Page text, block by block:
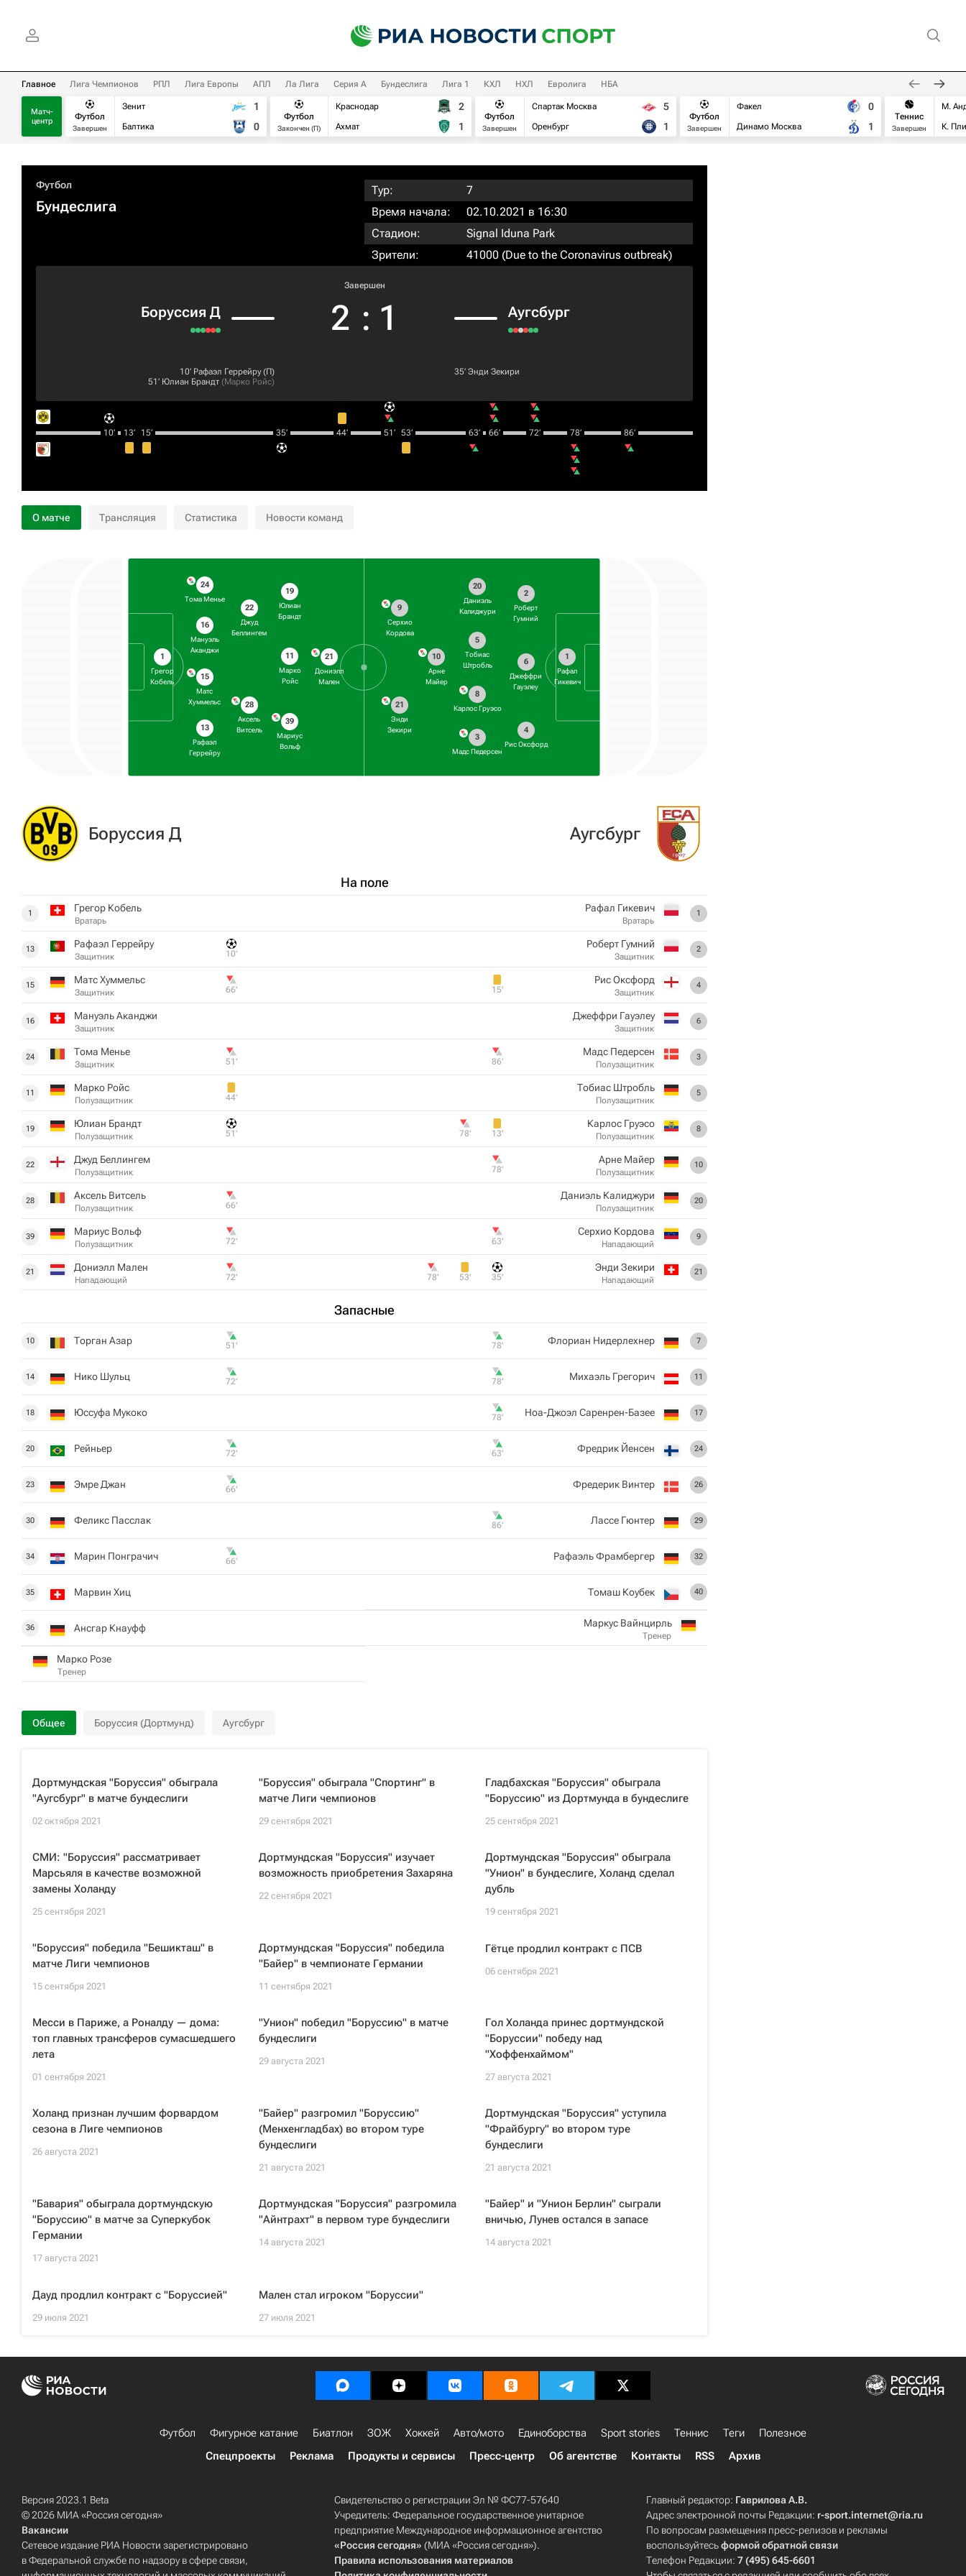
Главное Лига Чемпионов РПЛ Лига Европы АПЛ Ла Лига Серия А Бундеслига Лига 1 КХЛ НХЛ Евролига НБА
Матч-
центр
Футбол
Завершен
Зенит
Балтика
1
0
Футбол
Закончен (П)
Краснодар
Ахмат
2
1
Футбол
Завершен
Спартак Москва
Оренбург
5
1
Футбол
Завершен
Факел
Динамо Москва
0
1
Теннис
Завершен
М.
К.
Футбол
Бундеслига
Тур:
7
Время начала:
02.10.2021 в 16:30
Стадион:
Signal Iduna Park
Зрители:
41000 (Due to the Coronavirus outbreak)
Боруссия Д
Завершен
2 : 1 Аугсбург
10‎’‎ Рафаэл Геррейру(П)
51‎’‎ Юлиан Брандт (Марко Ройс)
35‎’‎ Энди Зекири
10‎’‎ 13‎’‎ 15‎’‎ 35‎’‎ 44‎’‎ 51‎’‎ 53‎’‎ 63‎’‎ 66‎’‎ 72‎’‎ 78‎’‎ 86‎’‎
О матче Трансляция Статистика Новости команд
1
Грегор
Кобель
24
Тома Менье
16
Мануэль
Аканджи
15
Матс
Хуммельс
13
Рафаэл
Геррейру
22
Джуд
Беллингем
28
Аксель
Витсель
19
Юлиан
Брандт
11
Марко
Ройс
39
Мариус
Вольф
21
Дониэлл
Мален
1
Рафал
Гикевич
2
Роберт
Гумний
6
Джеффри
Гауэлеу
4
Рис Оксфорд
20
Даниэль
Калиджури
5
Тобиас
Штробль
8
Карлос Груэсо
3
Мадс Педерсен
10
Арне
Майер
9
Серхио
Кордова
21
Энди
Зекири
Боруссия Д
На поле
1 Грегор Кобель
Вратарь
13 Рафаэл Геррейру
Защитник 10‎’‎
15 Матс Хуммельс
Защитник 66‎’‎
16 Мануэль Аканджи
Защитник
24 Тома Менье
Защитник 51‎’‎
11 Марко Ройс
Полузащитник 44‎’‎
19 Юлиан Брандт
Полузащитник 51‎’‎
22 Джуд Беллингем
Полузащитник
28 Аксель Витсель
Полузащитник 66‎’‎
39 Мариус Вольф
Полузащитник 72‎’‎
21 Дониэлл Мален
Нападающий 72‎’‎
Запасные
10 Торган Азар 51‎’‎
14 Нико Шульц 72‎’‎
18 Юссуфа Мукоко
20 Рейньер 72‎’‎
23 Эмре Джан 66‎’‎
30 Феликс Пасслак
34 Марин Понграчич 66‎’‎
35 Марвин Хиц
36 Ансгар Кнауфф
Марко Розе
Тренер
Аугсбург
1
Рафал Гикевич
Вратарь
2
Роберт Гумний
Защитник
4
Рис Оксфорд
Защитник
15‎’‎
6
Джеффри Гауэлеу
Защитник
3
Мадс Педерсен
Полузащитник
86‎’‎
5
Тобиас Штробль
Полузащитник
8
Карлос Груэсо
Полузащитник
13‎’‎
78‎’‎
10
Арне Майер
Полузащитник
78‎’‎
20
Даниэль Калиджури
Полузащитник
9
Серхио Кордова
Нападающий
63‎’‎
21
Энди Зекири
Нападающий
35‎’‎
53‎’‎
78‎’‎
7
Флориан Нидерлехнер
78‎’‎
11
Михаэль Грегорич
78‎’‎
17
Ноа-Джоэл Саренрен-Базее
78‎’‎
24
Фредрик Йенсен
63‎’‎
26
Фредерик Винтер
29
Лассе Гюнтер
86‎’‎
32
Рафаэль Фрамбергер
40
Томаш Коубек
Маркус Вайнцирль
Тренер
Общее Боруссия (Дортмунд) Аугсбург
Дортмундская "Боруссия" обыграла
"Аугсбург" в матче бундеслиги
02 октября 2021
"Боруссия" обыграла "Спортинг" в
матче Лиги чемпионов
29 сентября 2021
Гладбахская "Боруссия" обыграла
"Боруссию" из Дортмунда в бундеслиге
25 сентября 2021
СМИ: "Боруссия" рассматривает
Марсьяля в качестве возможной
замены Холанду
25 сентября 2021
Дортмундская "Боруссия" изучает
возможность приобретения Захаряна
22 сентября 2021
Дортмундская "Боруссия" обыграла
"Унион" в бундеслиге, Холанд сделал
дубль
19 сентября 2021
"Боруссия" победила "Бешикташ" в
матче Лиги чемпионов
15 сентября 2021
Дортмундская "Боруссия" победила
"Байер" в чемпионате Германии
11 сентября 2021
Гётце продлил контракт с ПСВ
06 сентября 2021
Месси в Париже, а Роналду — дома:
топ главных трансферов сумасшедшего
лета
01 сентября 2021
"Унион" победил "Боруссию" в матче
бундеслиги
29 августа 2021
Гол Холанда принес дортмундской
"Боруссии" победу над
"Хоффенхаймом"
27 августа 2021
Холанд признан лучшим форвардом
сезона в Лиге чемпионов
26 августа 2021
"Байер" разгромил "Боруссию"
(Менхенгладбах) во втором туре
бундеслиги
21 августа 2021
Дортмундская "Боруссия" уступила
"Фрайбургу" во втором туре
бундеслиги
21 августа 2021
"Бавария" обыграла дортмундскую
"Боруссию" в матче за Суперкубок
Германии
17 августа 2021
Дортмундская "Боруссия" разгромила
"Айнтрахт" в первом туре бундеслиги
14 августа 2021
"Байер" и "Унион Берлин" сыграли
вничью, Лунев остался в запасе
14 августа 2021
Дауд продлил контракт с "Боруссией"
29 июля 2021
Мален стал игроком "Боруссии"
27 июля 2021
Футбол Фигурное катание Биатлон ЗОЖ Хоккей Авто/мото Единоборства Sport stories Теннис Теги
Полезное
Спецпроекты
Реклама Продукты и сервисы Пресс-центр Об агентстве Контакты RSS Архив
Версия 2023.1 Beta
© 2026 МИА «Россия сегодня»
Вакансии
Сетевое издание РИА Новости зарегистрировано
в Федеральной службе по надзору в сфере связи,
Свидетельство о регистрации Эл № ФС77-57640
Учредитель: Федеральное государственное унитарное
предприятие Международное информационное агентство
«Россия сегодня» (МИА «Россия сегодня»).
Правила использования материалов
Главный редактор: Гаврилова А.В.
Адрес электронной почты Редакции: r-sport.internet@ria.ru
По вопросам размещения пресс-релизов и рекламы
воспользуйтесьформой обратной связи
Телефон Редакции:7 (495) 645-6601